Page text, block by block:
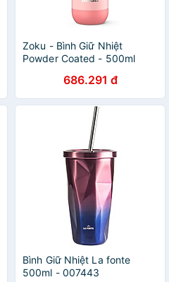
Zoku - Bình Giữ Nhiệt
Powder Coated - 500ml
686.291 đ
Bình Giữ Nhiệt La fonte
500ml - 007443